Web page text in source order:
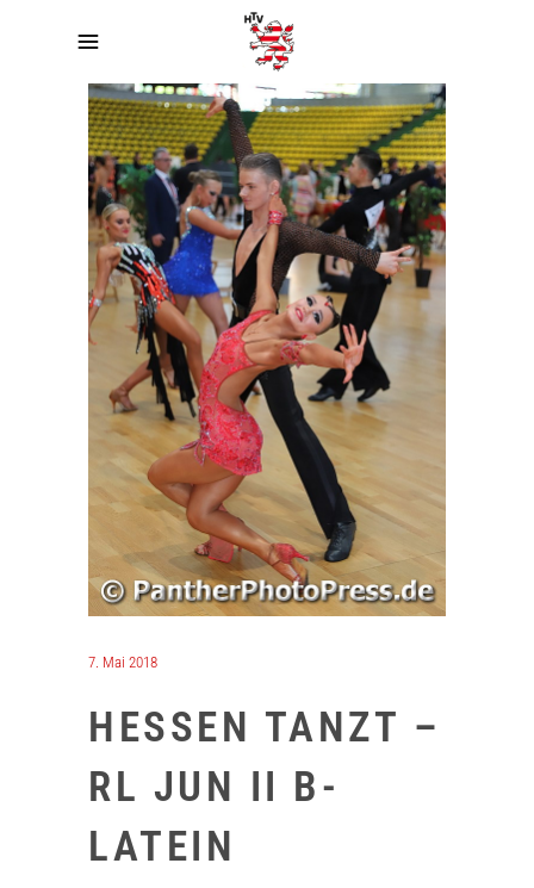
7. Mai 2018
HESSEN TANZT –
RL JUN II B-
LATEIN